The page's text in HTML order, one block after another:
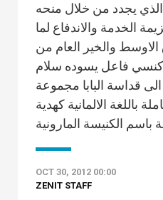
يجدد من خلال منحه
الخدمة والاندفاع لما
الاوسط والخير العام من
كنسي فاعل يسوده سلام
قداسة البابا مجموعة
باللغة الالمانية كهدية
OCT 30, 2012 00:00
ZENIT STAFF